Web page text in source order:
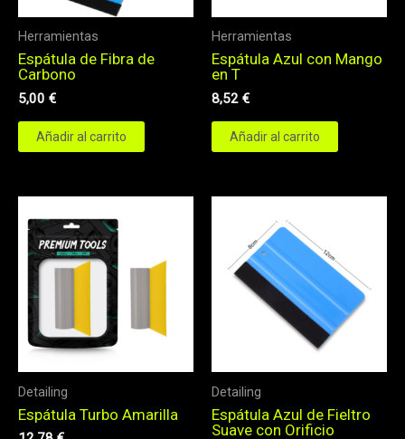
Herramientas
Espátula de Fibra de
Carbono
5,00 €
Añadir al carrito
Herramientas
Espátula Azul con Mango
en T
8,52 €
Añadir al carrito
Detailing
Espátula Turbo Amarilla
Detailing
Espátula Azul de Fieltro
Suave con Orificio